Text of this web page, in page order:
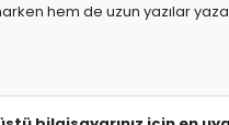
hem de uzun yazılar